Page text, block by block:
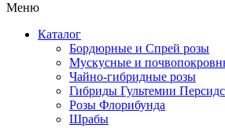
Меню
Каталог
Бордюрные и Спрей розы
Мускусные и
Чайно-гибридные розы
Гибриды Гультемии
Розы Флорибунда
Шрабы